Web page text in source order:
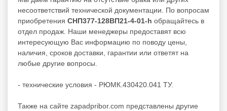
несоответствий технической документации. По вопросам
приобретения СНП377-128ВП21-4-01-h обращайтесь в
отдел продаж. Наши менеджеры предоставят всю
интересующую Вас информацию по поводу цены,
наличия, сроков доставки, гарантии или ответят на
любые другие вопросы.
- технические условия - РЮМК.430420.041 ТУ.
Также на сайте zapadpribor.com представлены другие